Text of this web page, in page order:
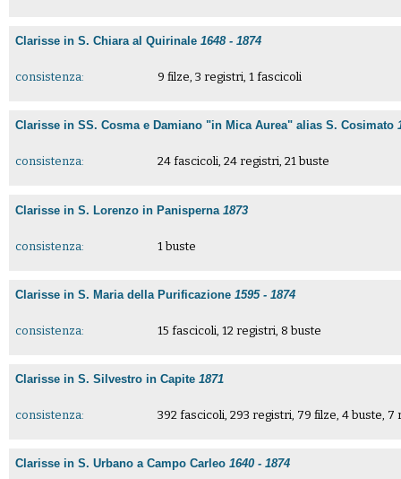
Clarisse in S. Chiara al Quirinale1648 - 1874
consistenza: 9 filze, 3 registri, 1 fascicoli
Clarisse in SS. Cosma e Damiano "in Mica Aurea" alias S. Cosimato
consistenza: 24 fascicoli, 24 registri, 21 buste
Clarisse in S. Lorenzo in Panisperna1873
consistenza: 1 buste
Clarisse in S. Maria della Purificazione1595 - 1874
consistenza: 15 fascicoli, 12 registri, 8 buste
Clarisse in S. Silvestro in Capite1871
consistenza: 392 fascicoli, 293 registri, 79 filze, 4 buste, 7
Clarisse in S. Urbano a Campo Carleo1640 - 1874